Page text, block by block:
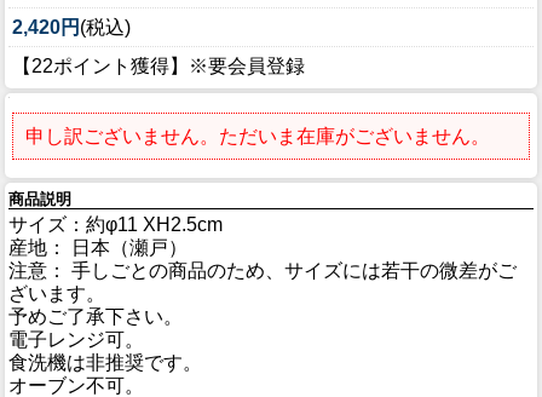
2,420円 (税込)
【22ポイント獲得】※要会員登録
申し訳ございません。ただいま在庫がございません。
商品説明
サイズ：約φ11 XH2.5cm
産地： 日本（瀬戸）
注意： 手しごとの商品のため、サイズには若干の微差がご
ざいます。
予めご了承下さい。
電子レンジ可。
食洗機は非推奨です。
オーブン不可。